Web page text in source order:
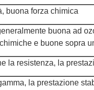
buona forza chimica
buona ad
e buone sopra
la resistenza, la
la prestazione